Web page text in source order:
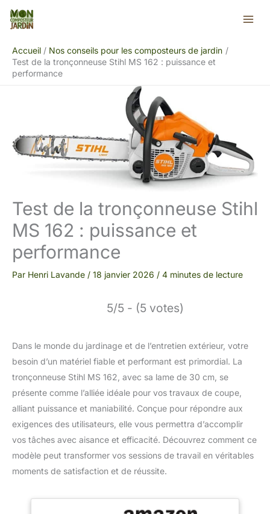
Aller
Accueil
Nos conseils pour les composteurs de jardin
Test de la tronçonneuse Stihl MS 162 : puissance et
performance
Test de la tronçonneuse Stihl
MS 162 : puissance et
performance
Par Henri Lavande / 18 janvier 2026 / 4 minutes de lecture
5/5 - (5 votes)
Dans le monde du jardinage et de l’entretien extérieur, votre
besoin d’un matériel fiable et performant est primordial. La
tronçonneuse Stihl MS 162, avec sa lame de 30 cm, se
présente comme l’alliée idéale pour vos travaux de coupe,
alliant puissance et maniabilité. Conçue pour répondre aux
exigences des utilisateurs, elle vous permettra d’accomplir
vos tâches avec aisance et efficacité. Découvrez comment ce
modèle peut transformer vos sessions de travail en véritables
moments de satisfaction et de réussite.
Rechercher